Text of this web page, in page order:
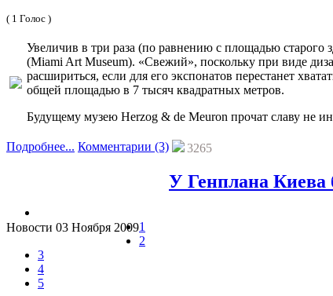
( 1 Голос )
Увеличив в три раза (по равнению с площадью старого
(Miami Art Museum). «Свежий», поскольку при виде
расшириться, если для его экспонатов перестанет
общей площадью в 7 тысяч квадратных метров.
Будущему музею Herzog & de Meuron прочат славу не
Подробнее... Комментарии (3) 3265
У Генплана Киева
Новости 03 Ноября 20091
2
3
4
5